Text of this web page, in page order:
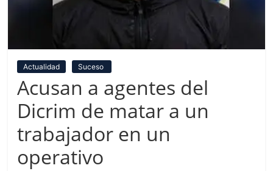
Actualidad Suceso
Acusan a agentes del
Dicrim de matar a un
trabajador en un
operativo